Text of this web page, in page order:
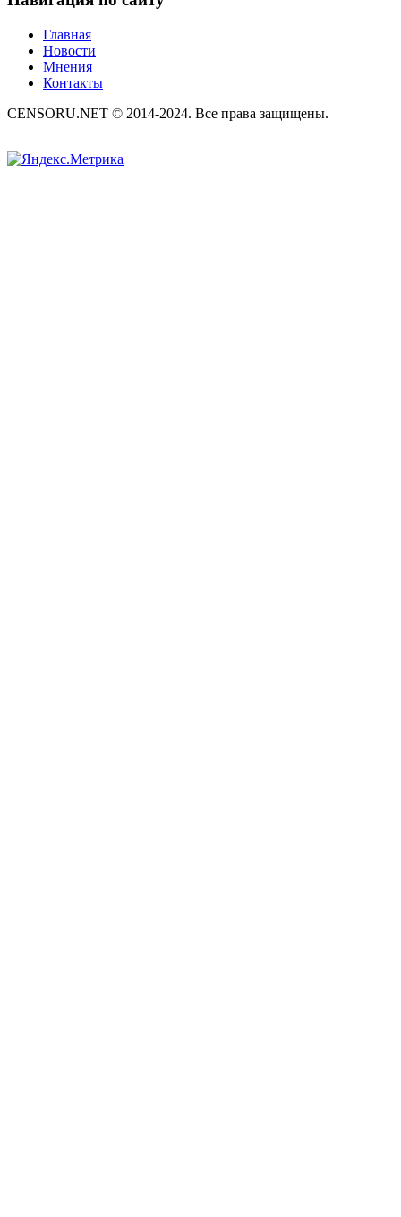
Главная
Новости
Мнения
Контакты
CENSORU.NET © 2014-2024. Все права защищены.